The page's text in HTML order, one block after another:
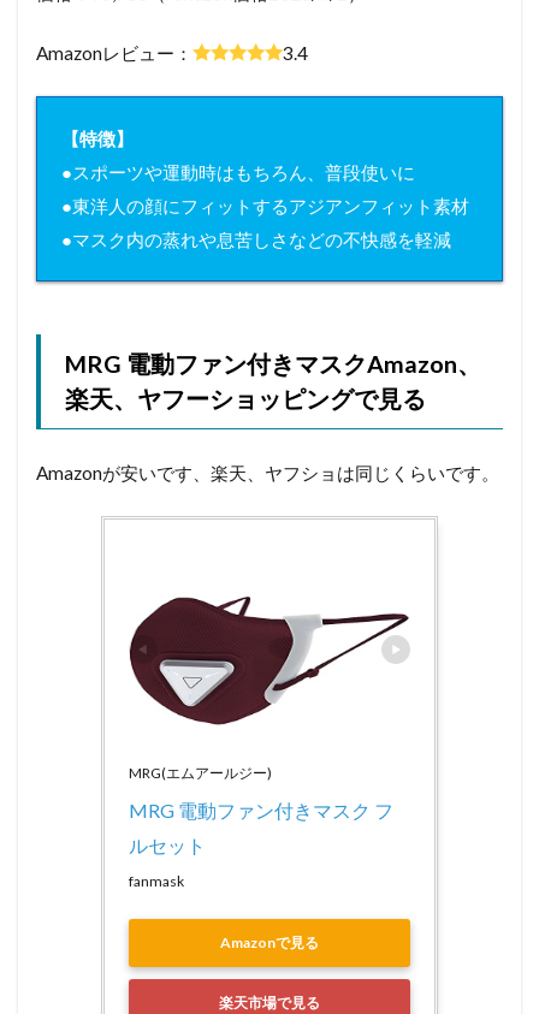
Amazonレビュー： 3.4
【特徴】
●スポーツや運動時はもちろん、普段使いに
●東洋人の顔にフィットするアジアンフィット素材
●マスク内の蒸れや息苦しさなどの不快感を軽減
MRG 電動ファン付きマスクAmazon、
楽天、ヤフーショッピングで見る
Amazonが安いです、楽天、ヤフショは同じくらいです。
MRG(エムアールジー)
MRG 電動ファン付きマスク フ
ルセット
fanmask
Amazonで見る
楽天市場で見る